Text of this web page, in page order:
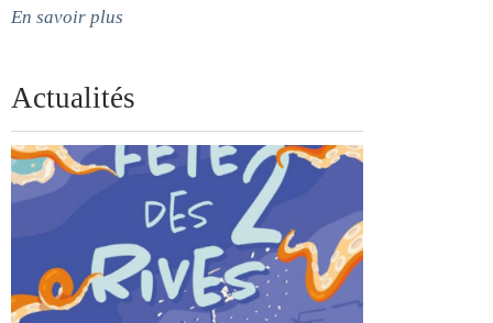
En savoir plus
Actualités